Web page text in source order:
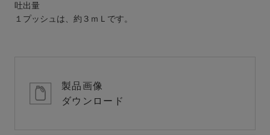
吐出量
１プッシュは、約３ｍＬです。
製品画像
ダウンロード